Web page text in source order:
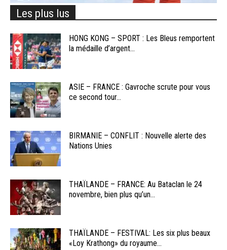
Les plus lus
HONG KONG – SPORT : Les Bleus remportent
la médaille d’argent...
ASIE – FRANCE : Gavroche scrute pour vous
ce second tour...
BIRMANIE – CONFLIT : Nouvelle alerte des
Nations Unies
THAÏLANDE – FRANCE: Au Bataclan le 24
novembre, bien plus qu’un...
THAÏLANDE – FESTIVAL: Les six plus beaux
«Loy Krathong» du royaume...